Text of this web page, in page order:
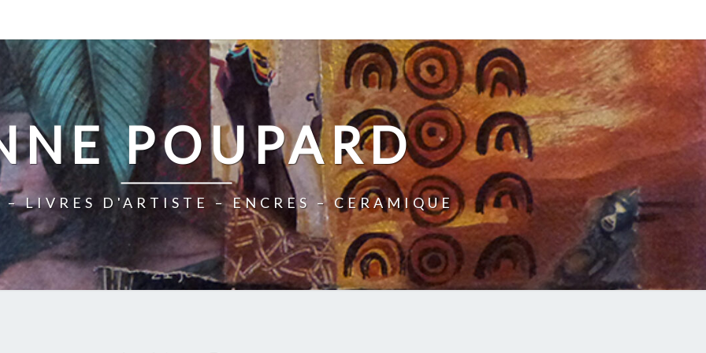
POUPARD
– LIVRES D'ARTISTE – ENCRES – CERAMIQUE